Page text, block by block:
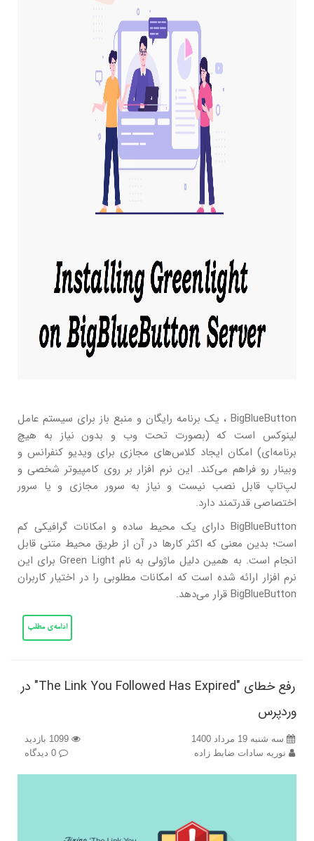
BigBlueButton ، یک برنامه رایگان و منبع باز برای سیستم عامل
لینوکس است که (بصورت تحت وب و بدون نیاز به هیچ
برنامه‌ای) امکان ایجاد کلاس‌های مجازی برای ویدیو کنفرانس و
وبینار رو فراهم می‌کند. این نرم افزار بر روی کامپیوتر شخصی و
لپ‌تاپ قابل نصب نیست و نیاز به سرور مجازی و یا سرور
اختصاصی قدرتمند دارد.
BigBlueButton دارای یک محیط ساده و امکانات گرافیکی کم
است؛ بدین معنی که اکثر کارها در آن از طریق محیط متنی قابل
انجام است. به همین دلیل ماژولی به نام Green Light برای این
نرم افزار ارائه شده است که امکانات مطلوبی را در اختیار کاربران
BigBlueButton قرار می‌دهد.
ادامه‌ی مطلب
رفع خطای "The Link You Followed Has Expired" در
وردپرس
سه شنبه 19 مرداد 1400
نوریه سادات ضابط زاده